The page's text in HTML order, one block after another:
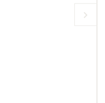
-10%